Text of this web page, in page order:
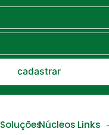
cadastrar
SoluçõesNúcleos Links